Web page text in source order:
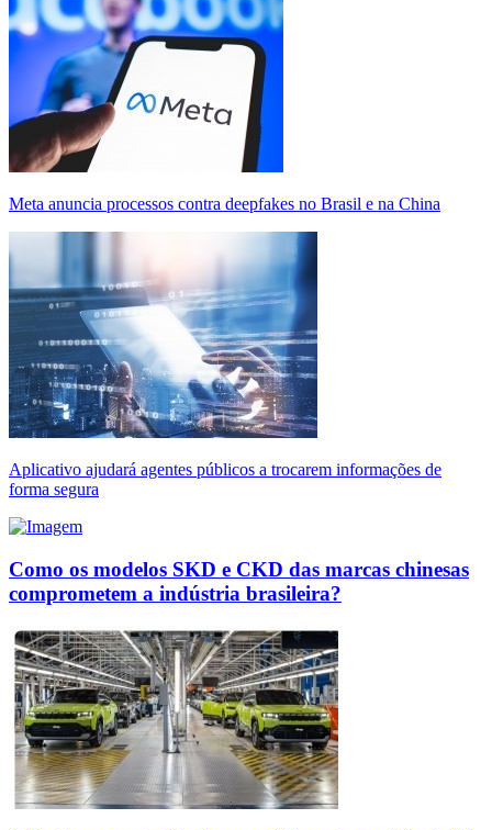
Meta anuncia processos contra deepfakes no Brasil e na China
Aplicativo ajudará agentes públicos a trocarem informações de
forma segura
Como os modelos SKD e CKD das marcas chinesas
comprometem a indústria brasileira?